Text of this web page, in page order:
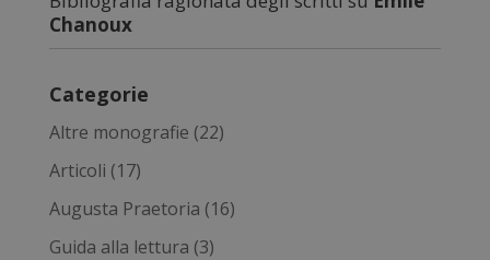
Chanoux
Categorie
Altre monografie (22)
Articoli (17)
Augusta Praetoria (16)
Guida alla lettura (3)